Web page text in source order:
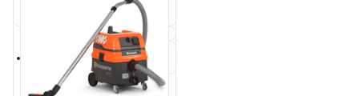
spikpistol DCN692P2